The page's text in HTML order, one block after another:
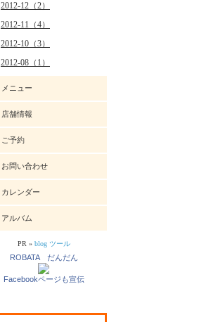
2012-12（2）
2012-11（4）
2012-10（3）
2012-08（1）
メニュー
店舗情報
ご予約
お問い合わせ
カレンダー
アルバム
PR » blog ツール
ROBATA だんだん
Facebookページも宣伝